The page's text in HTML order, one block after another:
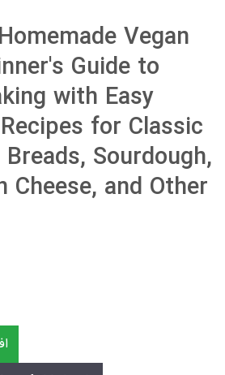
Vegan
Guide to
with Easy
for Classic
Sourdough,
Cheese, and Other